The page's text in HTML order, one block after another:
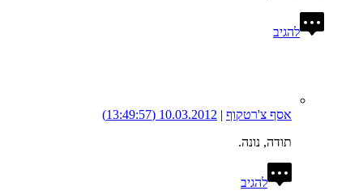
להגיב
אסף צ'רטקוף |
10.03.2012
(13:49:57)
תודה, נונה.
להגיב